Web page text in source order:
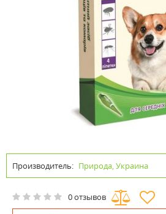
Производитель: Природа, Украина
0 отзывов